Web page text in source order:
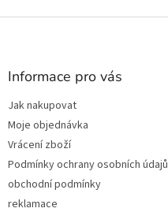
Z
Informace pro vás
Jak nakupovat
Moje objednávka
Vrácení zboží
Podmínky ochrany osobních údajů
obchodní podmínky
reklamace